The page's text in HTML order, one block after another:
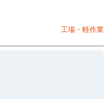
工場・軽作業